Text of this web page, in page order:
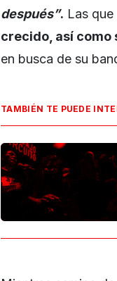
después”. Las
crecido, así como
en busca de su
TAMBIÉN TE PUEDE